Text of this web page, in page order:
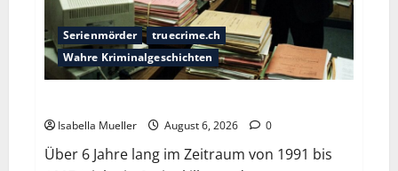
Serienmörder
truecrime.ch
Wahre Kriminalgeschichten
Isabella Mueller August 6, 2026 0
Über 6 Jahre lang im Zeitraum von 1991 bis